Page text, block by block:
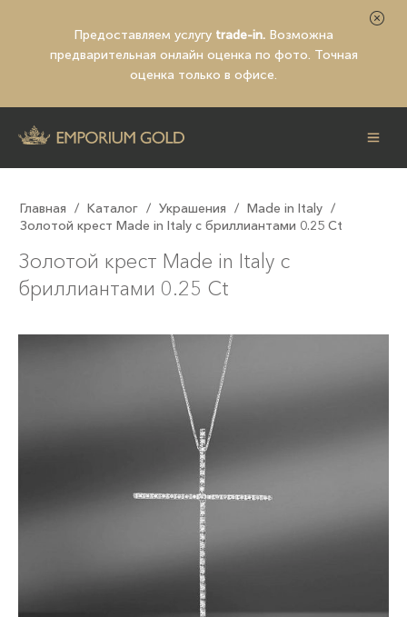
Предоставляем услугу trade-in. Возможна
предварительная онлайн оценка по фото. Точная
оценка только в офисе.
Главная / Каталог / Украшения / Made in Italy /
Золотой крест Made in Italy с бриллиантами 0.25 Ct
Золотой крест Made in Italy с
бриллиантами 0.25 Ct